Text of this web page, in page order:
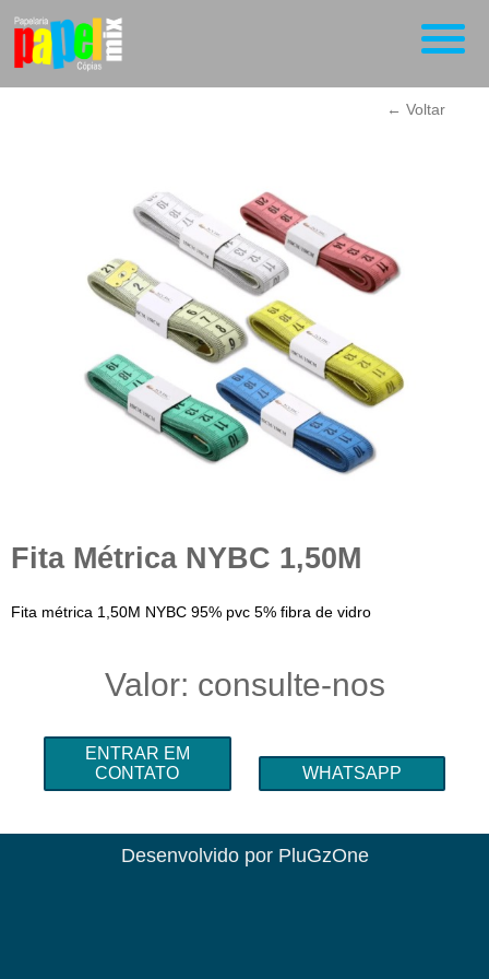
← Voltar
Fita Métrica NYBC 1,50M
Fita métrica 1,50M NYBC 95% pvc 5% fibra de vidro
Valor: consulte-nos
ENTRAR EM
CONTATO
WHATSAPP
Desenvolvido por PluGzOne